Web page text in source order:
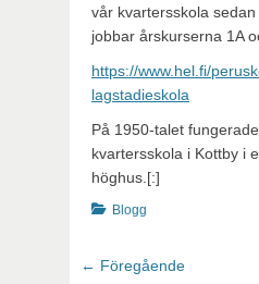
vår kvartersskola
jobbar årskurserna 1A
https://www.hel.fi/
lagstadieskola
På 1950-talet
kvartersskola i Kottby i
höghus.[:]
Kategorier
Blogg
Inläggsnavigering
← FöregåendeFöregående